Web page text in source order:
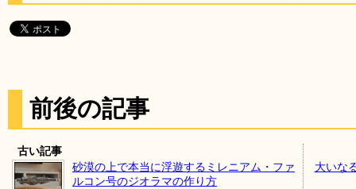
前後の記事
古い記事
砂漠の上で本当に浮遊するミレニアム・ファ
ルコン号のジオラマの作り方
大いな